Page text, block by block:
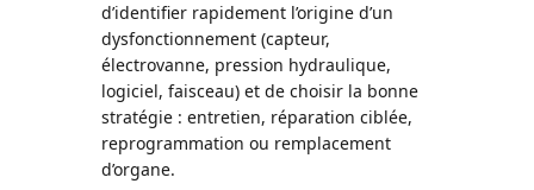
d’identifier rapidement l’origine d’un
dysfonctionnement (capteur,
électrovanne, pression hydraulique,
logiciel, faisceau) et de choisir la bonne
stratégie : entretien, réparation ciblée,
reprogrammation ou remplacement
d’organe.